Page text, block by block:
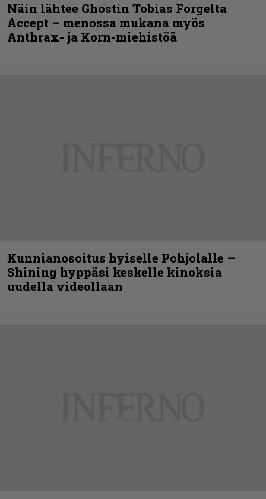
Näin lähtee Ghostin Tobias Forgelta
Accept – menossa mukana myös
Anthrax- ja Korn-miehistöä
Kunnianosoitus hyiselle Pohjolalle –
Shining hyppäsi keskelle kinoksia
uudella videollaan